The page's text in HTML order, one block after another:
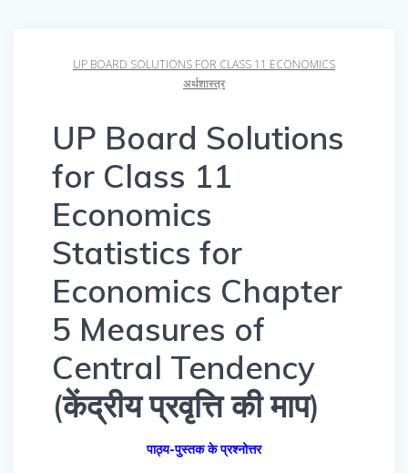
UP BOARD SOLUTIONS FOR CLASS 11 ECONOMICS
अर्थशास्त्र
UP Board Solutions
for Class 11
Economics
Statistics for
Economics Chapter
5 Measures of
Central Tendency
(केंद्रीय प्रवृत्ति की माप)
पाठ्य-पुस्तक के प्रश्नोत्तर